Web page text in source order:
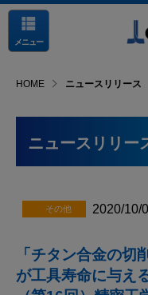
メニュー
HOME ニュースリリース
ニュースリリー
2020/10/
「チタン合金の切
が工具寿命に与え